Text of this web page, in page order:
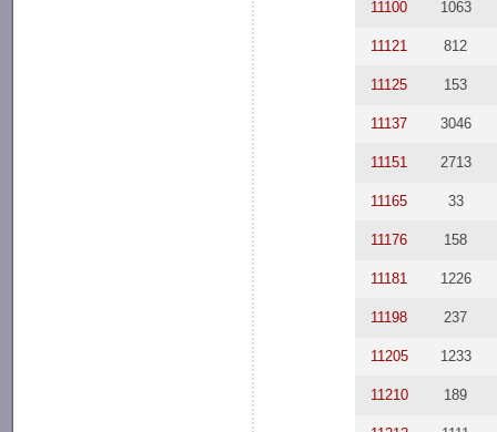
11100 1063
11121 812
11125 153
11137 3046
11151 2713
11165 33
11176 158
11181 1226
11198 237
11205 1233
11210 189